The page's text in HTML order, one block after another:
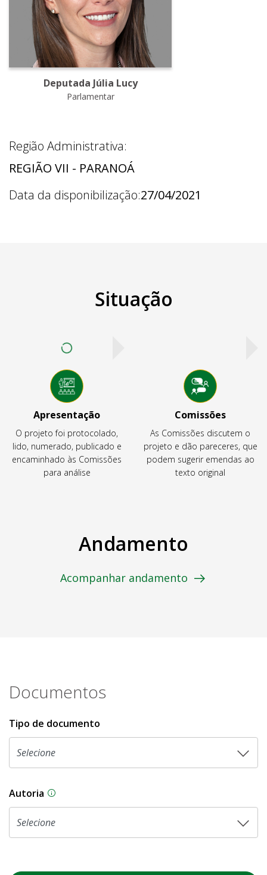
Deputada Júlia Lucy
Parlamentar
Região Administrativa:
REGIÃO VII - PARANOÁ
Data da disponibilização:27/04/2021
Situação
Apresentação
O projeto foi protocolado,
lido, numerado, publicado e
encaminhado às Comissões
para análise
Comissões
As Comissões discutem o
projeto e dão pareceres, que
podem sugerir emendas ao
texto original
Andamento
Acompanhar andamento
Documentos
Tipo de documento
Autoria As proposições legislativas na CLDF podem